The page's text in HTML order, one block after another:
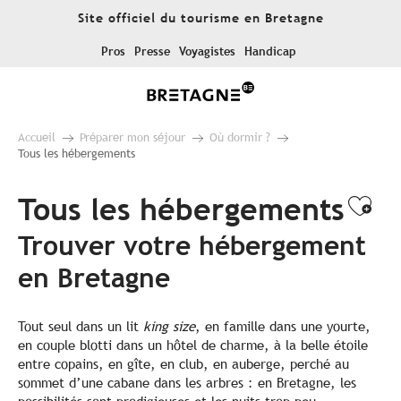
Site officiel du tourisme en Bretagne
Pros Presse Voyagistes Handicap
Accueil Préparer mon séjour
Où dormir ?
Tous les hébergements
Tous les hébergements
Trouver votre hébergement
en Bretagne
Tout seul dans un lit king size, en famille dans une yourte,
en couple blotti dans un hôtel de charme, à la belle étoile
entre copains, en gîte, en club, en auberge, perché au
sommet d’une cabane dans les arbres : en Bretagne, les